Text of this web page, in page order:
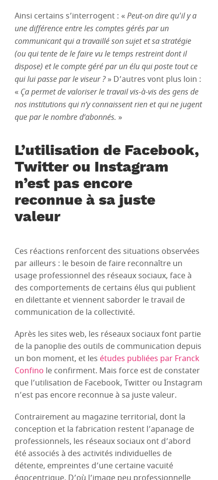
Ainsi certains s’interrogent : «Peut-on dire qu'il y a
une différence entre les comptes gérés par un
communicant qui a travaillé son sujet et sa stratégie
(ou qui tente de le faire vu le temps restreint dont il
dispose) et le compte géré par un élu qui poste tout ce
qui lui passe par le viseur ?» D’autres vont plus loin :
« Ça permet de valoriser le travail vis-à-vis des gens de
nos institutions qui n’y connaissent rien et qui ne jugent
que par le nombre d’abonnés. »
L’utilisation de Facebook,
Twitter ou Instagram
n’est pas encore
reconnue à sa juste
valeur
Ces réactions renforcent des situations observées
par ailleurs : le besoin de faire reconnaître un
usage professionnel des réseaux sociaux, face à
des comportements de certains élus qui publient
en dilettante et viennent saborder le travail de
communication de la collectivité.
Après les sites web, les réseaux sociaux font partie
de la panoplie des outils de communication depuis
un bon moment, et les études publiées par Franck
Confino le confirment. Mais force est de constater
que l’utilisation de Facebook, Twitter ou Instagram
n’est pas encore reconnue à sa juste valeur.
Contrairement au magazine territorial, dont la
conception et la fabrication restent l’apanage de
professionnels, les réseaux sociaux ont d’abord
été associés à des activités individuelles de
détente, empreintes d’une certaine vacuité